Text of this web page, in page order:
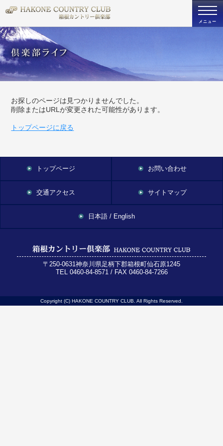
メニュー
お探しのページは見つかりませんでした。
削除またはURLが変更された可能性があります。
トップページに戻る
トップページ お問い合わせ
交通アクセス サイトマップ
日本語 / English
〒250-0631神奈川県足柄下郡箱根町仙石原1245
TEL 0460-84-8571 / FAX 0460-84-7266
Copyright (C) HAKONE COUNTRY CLUB. All Rights Reserved.